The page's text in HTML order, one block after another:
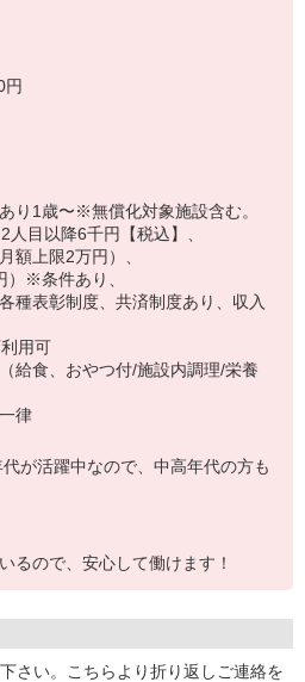
、幼稚園、託児所）があるから、送
ん！
をもってできます！
円
り1歳〜※無償化対象施設含む。
目以降6千円【税込】、
額上限2万円）、
）※条件あり、
種表彰制度、共済制度あり、収入
用可
給食、おやつ付/施設内調理/栄養
律
が活躍中なので、中高年代の方も
るので、安心して働けます！
さい。こちらより折り返しご連絡を